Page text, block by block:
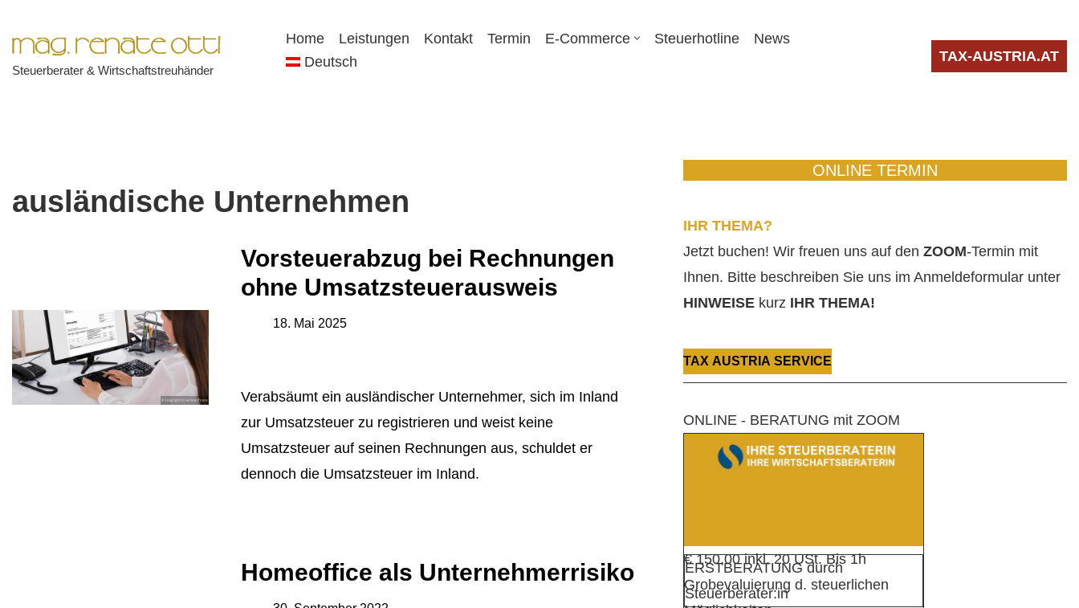
Zum
Inhalt
Steuerberater & Wirtschaftstreuhänder
Home Leistungen Kontakt Termin E-Commerce Steuerhotline
News
Deutsch
TAX-AUSTRIA.AT
ausländische Unternehmen
Vorsteuerabzug bei Rechnungen
ohne Umsatzsteuerausweis
18. Mai 2025
Verabsäumt ein ausländischer Unternehmer, sich im Inland
zur Umsatzsteuer zu registrieren und weist keine
Umsatzsteuer auf seinen Rechnungen aus, schuldet er
dennoch die Umsatzsteuer im Inland.
Homeoffice als Unternehmerrisiko
ONLINE TERMIN
IHR THEMA?
Jetzt buchen! Wir freuen uns auf denZOOM-Termin mit
Ihnen. Bitte beschreiben Sie uns im Anmeldeformular unter
HINWEISE kurz IHR THEMA!
TAX AUSTRIA SERVICE
ONLINE - BERATUNG mit ZOOM
ERSTBERATUNG durch
Steuerberater:in
€ 150,00 inkl. 20 USt. Bis 1h
Grobevaluierung d. steuerlichen